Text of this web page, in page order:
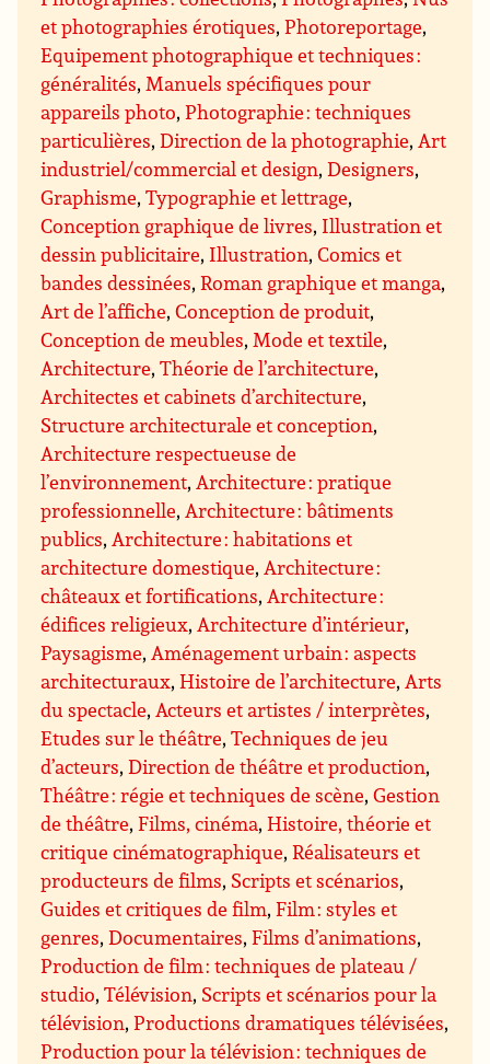
et photographies érotiques,Photoreportage,
Equipement photographique et techniques :
généralités,Manuels spécifiques pour
appareils photo,Photographie : techniques
particulières,Direction de la photographie,Art
industriel/commercial et design,Designers,
Graphisme,Typographie et lettrage,
Conception graphique de livres, Illustration et
dessin publicitaire, Illustration,Comics et
bandes dessinées,Roman graphique et manga,
Art de l’affiche,Conception de produit,
Conception de meubles,Mode et textile,
Architecture,Théorie de l’architecture,
Architectes et cabinets d’architecture,
Structure architecturale et conception,
Architecture respectueuse de
l’environnement,Architecture : pratique
professionnelle,Architecture : bâtiments
publics,Architecture : habitations et
architecture domestique,Architecture :
châteaux et fortifications,Architecture :
édifices religieux,Architecture d’intérieur,
Paysagisme,Aménagement urbain : aspects
architecturaux,Histoire de l’architecture,Arts
du spectacle,Acteurs et artistes / interprètes,
Etudes sur le théâtre,Techniques de jeu
d’acteurs,Direction de théâtre et production,
Théâtre : régie et techniques de scène,Gestion
de théâtre,Films, cinéma,Histoire, théorie et
critique cinématographique,Réalisateurs et
producteurs de films, Scripts et scénarios,
Guides et critiques de film,Film : styles et
genres,Documentaires,Films d’animations,
Production de film : techniques de plateau /
studio,Télévision, Scripts et scénarios pour la
télévision,Productions dramatiques télévisées,
Production pour la télévision : techniques de